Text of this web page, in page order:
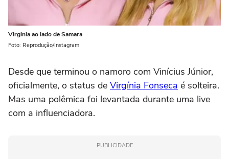
Virginia ao lado de Samara
Foto: Reprodução/Instagram
Desde que terminou o namoro com Vinícius Júnior,
oficialmente, o status de Virgínia Fonseca é solteira.
Mas uma polêmica foi levantada durante uma live
com a influenciadora.
PUBLICIDADE